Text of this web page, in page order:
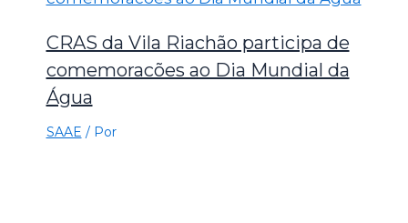
CRAS da Vila Riachão participa de
comemoracões ao Dia Mundial da
Água
SAAE / Por